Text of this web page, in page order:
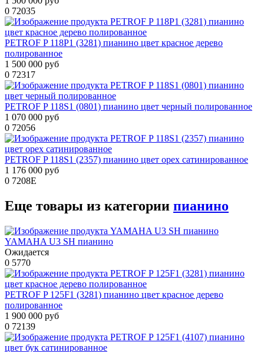
0 72035
PETROF P 118P1 (3281) пианино цвет красное дерево
полированное
1 500 000 руб
0 72317
PETROF P 118S1 (0801) пианино цвет черный полированное
1 070 000 руб
0 72056
PETROF P 118S1 (2357) пианино цвет орех сатинированное
1 176 000 руб
0 7208E
Еще товары из категории пианино
YAMAHA U3 SH пианино
Ожидается
0 5770
PETROF P 125F1 (3281) пианино цвет красное дерево
полированное
1 900 000 руб
0 72139